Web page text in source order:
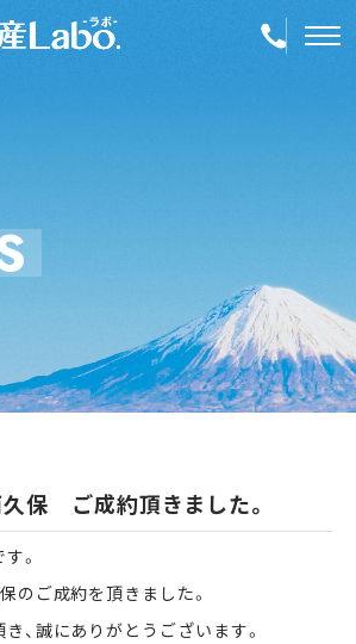
空き家再生
会社案内
店舗紹介
簡単！不動産査定
は何でもお気軽に
わせ・ご相談ください！
保 ご成約頂きました。
。
のご成約を頂きました。
、誠にありがとうございます。